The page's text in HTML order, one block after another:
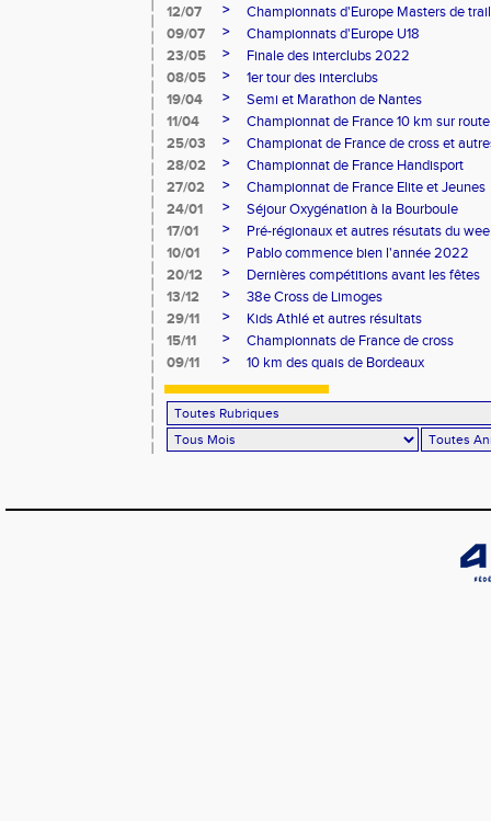
12/07
>
Championnats d'Europe Masters de trail
09/07
>
Championnats d'Europe U18
23/05
>
Finale des interclubs 2022
08/05
>
1er tour des interclubs
19/04
>
Semi et Marathon de Nantes
11/04
>
Championnat de France 10 km sur route
25/03
>
Championat de France de cross et
28/02
>
Championnat de France Handisport
27/02
>
Championnat de France Elite et Jeunes
24/01
>
Séjour Oxygénation à la Bourboule
17/01
>
Pré-régionaux et autres résutats du
10/01
>
Pablo commence bien l'année 2022
20/12
>
Dernières compétitions avant les fêtes
13/12
>
38e Cross de Limoges
29/11
>
Kids Athlé et autres résultats
15/11
>
Championnats de France de cross
09/11
> 10 km des quais de Bordeaux